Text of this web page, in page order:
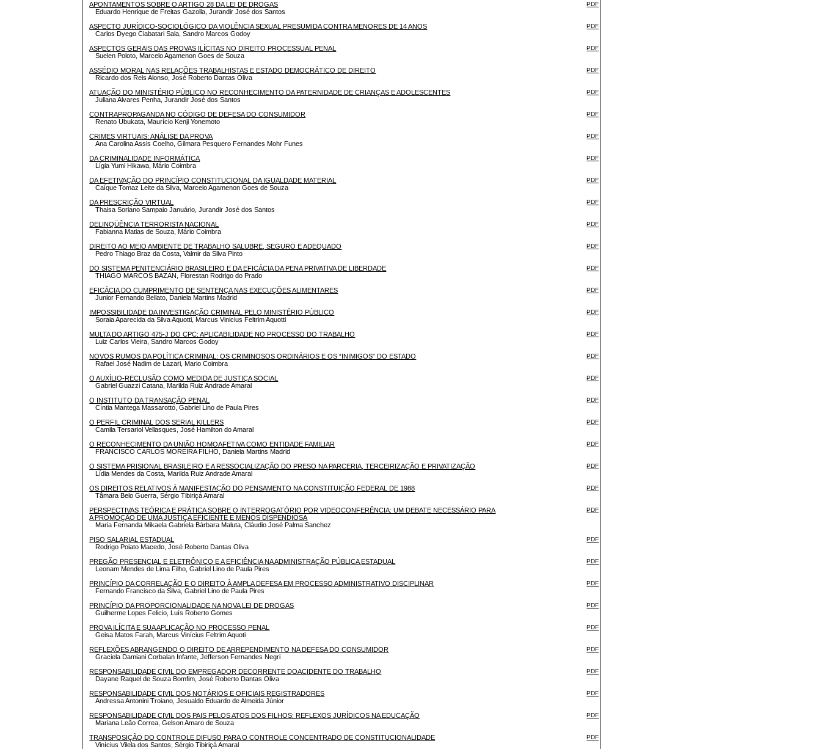
APONTAMENTOS SOBRE O ARTIGO 28 DA LEI DE DROGAS
Eduardo Henrique de Freitas Gazolla, Jurandir José dos Santos
PDF
ASPECTO JURÍDICO-SOCIOLÓGICO DA VIOLÊNCIA SEXUAL PRESUMIDA CONTRA MENORES DE 14 ANOS
Carlos Dyego Ciabatari Sala, Sandro Marcos Godoy
PDF
ASPECTOS GERAIS DAS PROVAS ILÍCITAS NO DIREITO PROCESSUAL PENAL
Suelen Poloto, Marcelo Agamenon Goes de Souza
PDF
ASSÉDIO MORAL NAS RELAÇÕES TRABALHISTAS E ESTADO DEMOCRÁTICO DE DIREITO
Ricardo dos Reis Alonso, José Roberto Dantas Oliva
PDF
ATUAÇÃO DO MINISTÉRIO PÚBLICO NO RECONHECIMENTO DA PATERNIDADE DE CRIANÇAS E ADOLESCENTES
Juliana Alvares Penha, Jurandir José dos Santos
PDF
CONTRAPROPAGANDA NO CÓDIGO DE DEFESA DO CONSUMIDOR
Renato Ubukata, Maurício Kenji Yonemoto
PDF
CRIMES VIRTUAIS: ANÁLISE DA PROVA
Ana Carolina Assis Coelho, Gilmara Pesquero Fernandes Mohr Funes
PDF
DA CRIMINALIDADE INFORMÁTICA
Lígia Yumi Hikawa, Mário Coimbra
PDF
DA EFETIVAÇÃO DO PRINCÍPIO CONSTITUCIONAL DA IGUALDADE MATERIAL
Caíque Tomaz Leite da Silva, Marcelo Agamenon Goes de Souza
PDF
DA PRESCRIÇÃO VIRTUAL
Thaisa Soriano Sampaio Januário, Jurandir José dos Santos
PDF
DELINQÜÊNCIA TERRORISTA NACIONAL
Fabianna Matias de Souza, Mário Coimbra
PDF
DIREITO AO MEIO AMBIENTE DE TRABALHO SALUBRE, SEGURO E ADEQUADO
Pedro Thiago Braz da Costa, Valmir da Silva Pinto
PDF
DO SISTEMA PENITENCIÁRIO BRASILEIRO E DA EFICÁCIA DA PENA PRIVATIVA DE LIBERDADE
THIAGO MARCOS BAZAN, Florestan Rodrigo do Prado
PDF
EFICÁCIA DO CUMPRIMENTO DE SENTENÇA NAS EXECUÇÕES ALIMENTARES
Junior Fernando Bellato, Daniela Martins Madrid
PDF
IMPOSSIBILIDADE DA INVESTIGAÇÃO CRIMINAL PELO MINISTÉRIO PÚBLICO
Soraia Aparecida da Silva Aquotti, Marcus Vinicius Feltrim Aquotti
PDF
MULTA DO ARTIGO 475-J DO CPC: APLICABILIDADE NO PROCESSO DO TRABALHO
Luiz Carlos Vieira, Sandro Marcos Godoy
PDF
NOVOS RUMOS DA POLÍTICA CRIMINAL: OS CRIMINOSOS ORDINÁRIOS E OS “INIMIGOS” DO ESTADO
Rafael José Nadim de Lazari, Mario Coimbra
PDF
O AUXÍLIO-RECLUSÃO COMO MEDIDA DE JUSTIÇA SOCIAL
Gabriel Guazzi Catana, Marilda Ruiz Andrade Amaral
PDF
O INSTITUTO DA TRANSAÇÃO PENAL
Cíntia Mantega Massarotto, Gabriel Lino de Paula Pires
PDF
O PERFIL CRIMINAL DOS SERIAL KILLERS
Camila Tersariol Vellasques, José Hamilton do Amaral
PDF
O RECONHECIMENTO DA UNIÃO HOMOAFETIVA COMO ENTIDADE FAMILIAR
FRANCISCO CARLOS MOREIRA FILHO, Daniela Martins Madrid
PDF
O SISTEMA PRISIONAL BRASILEIRO E A RESSOCIALIZAÇÃO DO PRESO NA PARCERIA, TERCEIRIZAÇÃO E PRIVATIZAÇÃO
Lídia Mendes da Costa, Marilda Ruiz Andrade Amaral
PDF
OS DIREITOS RELATIVOS À MANIFESTAÇÃO DO PENSAMENTO NA CONSTITUIÇÃO FEDERAL DE 1988
Tâmara Belo Guerra, Sérgio Tibiriçá Amaral
PDF
PERSPECTIVAS TEÓRICA E PRÁTICA SOBRE O INTERROGATÓRIO POR VIDEOCONFERÊNCIA: UM DEBATE NECESSÁRIO PARA
A PROMOÇÃO DE UMA JUSTIÇA EFICIENTE E MENOS DISPENDIOSA
Maria Fernanda Mikaela Gabriela Bárbara Maluta, Cláudio José Palma Sanchez
PDF
PISO SALARIAL ESTADUAL
Rodrigo Poiato Macedo, José Roberto Dantas Oliva
PDF
PREGÃO PRESENCIAL E ELETRÔNICO E A EFICIÊNCIA NA ADMINISTRAÇÃO PÚBLICA ESTADUAL
Leonam Mendes de Lima Filho, Gabriel Lino de Paula Pires
PDF
PRINCÍPIO DA CORRELAÇÃO E O DIREITO À AMPLA DEFESA EM PROCESSO ADMINISTRATIVO DISCIPLINAR
Fernando Francisco da Silva, Gabriel Lino de Paula Pires
PDF
PRINCÍPIO DA PROPORCIONALIDADE NA NOVA LEI DE DROGAS
Guilherme Lopes Felicio, Luís Roberto Gomes
PDF
PROVA ILÍCITA E SUA APLICAÇÃO NO PROCESSO PENAL
Geisa Matos Farah, Marcus Vinícius Feltrim Aquoti
PDF
REFLEXÕES ABRANGENDO O DIREITO DE ARREPENDIMENTO NA DEFESA DO CONSUMIDOR
Graciela Damiani Corbalan Infante, Jefferson Fernandes Negri
PDF
RESPONSABILIDADE CIVIL DO EMPREGADOR DECORRENTE DOACIDENTE DO TRABALHO
Dayane Raquel de Souza Bomfim, José Roberto Dantas Oliva
PDF
RESPONSABILIDADE CIVIL DOS NOTÁRIOS E OFICIAIS REGISTRADORES
Andressa Antonini Troiano, Jesualdo Eduardo de Almeida Júnior
PDF
RESPONSABILIDADE CIVIL DOS PAIS PELOS ATOS DOS FILHOS: REFLEXOS JURÍDICOS NA EDUCAÇÃO
Mariana Leão Correa, Gelson Amaro de Souza
PDF
TRANSPOSIÇÃO DO CONTROLE DIFUSO PARA O CONTROLE CONCENTRADO DE CONSTITUCIONALIDADE
Vinícius Vilela dos Santos, Sérgio Tibiriçá Amaral
PDF